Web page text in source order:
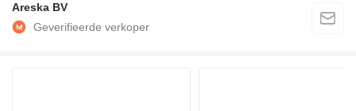
Areska BV